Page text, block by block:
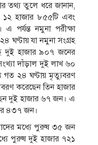
তথ্য তুলে ধরে জানান,
১২ হাজার ৮৫৫টি এবং
পর্যন্ত নমুনা পরীক্ষা
ঘণ্টায় যা নমুনা সংগ্রহ
দুই হাজার ৯০৭ জনের
দাঁড়াল দুই লাখ ৬০
গত ২৪ ঘণ্টায় মৃত্যুবরণ
করেছেন তিন হাজার
দুই হাজার ৬৭ জন। এ
৪৩৭ জন।
মধ্যে পুরুষ ৩৫ জন
পুরুষ দুই হাজার ৭২১